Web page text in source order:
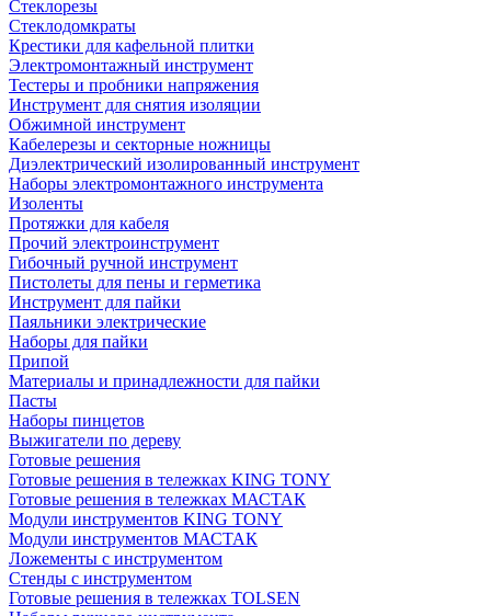
Стеклорезы
Стеклодомкраты
Крестики для кафельной плитки
Электромонтажный инструмент
Тестеры и пробники напряжения
Инструмент для снятия изоляции
Обжимной инструмент
Кабелерезы и секторные ножницы
Диэлектрический изолированный инструмент
Наборы электромонтажного инструмента
Изоленты
Протяжки для кабеля
Прочий электроинструмент
Гибочный ручной инструмент
Пистолеты для пены и герметика
Инструмент для пайки
Паяльники электрические
Наборы для пайки
Припой
Материалы и принадлежности для пайки
Пасты
Наборы пинцетов
Выжигатели по дереву
Готовые решения
Готовые решения в тележках KING TONY
Готовые решения в тележках МАСТАК
Модули инструментов KING TONY
Модули инструментов МАСТАК
Ложементы с инструментом
Стенды с инструментом
Готовые решения в тележках TOLSEN